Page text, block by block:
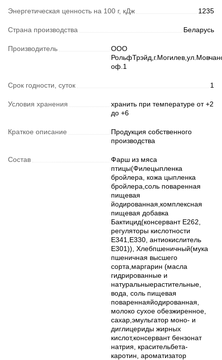
Энергетическая ценность на 100 г, кДж 1235
Страна производства Беларусь
Производитель
ООО
оф.1
Срок годности, суток 1
Условия хранения
хранить при температуре от +2
до +6
Краткое описание
Продукция собственного
производства
Состав
Фарш из мяса
птицы(Филецыпленка
бройлера, кожа цыпленка
бройлера,соль поваренная
пищевая
йодированная,комплексная
пищевая добавка
Бактицид(консервант Е262,
регуляторы кислотности
Е341,Е330, антиокислитель
Е301)), Хлебпшеничный(мука
пшеничная высшего
сорта,маргарин (масла
гидрированные и
натуральныерастительные,
вода, соль пищевая
повареннаяйодированная,
молоко сухое обезжиренное,
сахар,эмульгатор моно- и
диглицериды жирных
кислот,консервант бензонат
натрия, красительбета-
каротин, ароматизатор